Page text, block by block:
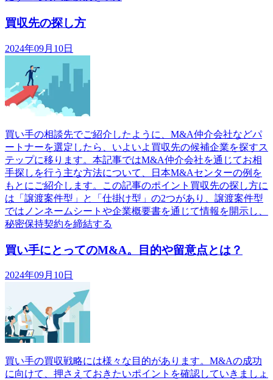
買収先の探し方
2024年09月10日
買い手の相談先でご紹介したように、M&A仲介会社などパ
ートナーを選定したら、いよいよ買収先の候補企業を探すス
テップに移ります。本記事ではM&A仲介会社を通じてお相
手探しを行う主な方法について、日本M&Aセンターの例を
もとにご紹介します。この記事のポイント買収先の探し方に
は「譲渡案件型」と「仕掛け型」の2つがあり、譲渡案件型
ではノンネームシートや企業概要書を通じて情報を開示し、
秘密保持契約を締結する
買い手にとってのM&A。目的や留意点とは？
2024年09月10日
買い手の買収戦略には様々な目的があります。M&Aの成功
に向けて、押さえておきたいポイントを確認していきましょ